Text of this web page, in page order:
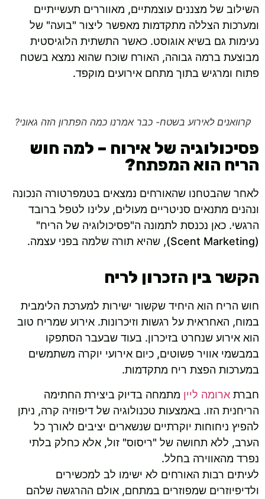
השילוב של מצננים עוצמתיים, מאווררים תעשייתיים
ומערכות הצללה מתקדמות מאפשר ליצור "בועה" של
נעימות גם בשיא אוגוסט. כאשר התשתית הלוגיסטית
מבוצעת ברמה גבוהה, האורח שוכח שהוא נמצא בשטח
פתוח ומרגיש בתוך מתחם אירועים מוקפד.
קרוואנים לאירוע בשטח- כבר אמרנו כמה הפתרון הזה גאוני?
פסיכולוגיה של אירוח – למה חוש
הריח הוא המפתח?
לאחר שהבטחנו שהאורחים נמצאים בטמפרטורה הנכונה
ונהנים מתנאים סניטריים מעולים, עלינו לטפל ברובד
הרגשי. כאן נכנסת לתמונה ה"פסיכולוגיה של הריח"
(Scent Marketing), שהיא תורה שלמה בפני עצמה.
הקשר בין הזכרון לריח
חוש הריח הוא היחיד שקשור ישירות למערכת הלימבית
במוח, האחראית על רגשות וזיכרונות. אירוע שמריח טוב
הוא אירוע שנחרט בזיכרון. בעוד שבעבר הסתפקו
במבשמי אוויר פשוטים, כיום אירועי יוקרה משתמשים
במערכות הפצת ריח מתקדמות.
חברת ארומה ליין מתמחה בדיוק ביצירת החתימה
הריחנית הזו. באמצעות טכנולוגיה של דיפוזיה קרה, ניתן
להפיץ ניחוחות יוקרתיים שנשארים יציבים לאורך כל
הערב, ללא תחושה של "ריסוס" זול, אלא כחלק בלתי
נפרד מהאווירה בחלל.
לעיתים רבות האורחים לא ישימו לב למכשירים
ולדיפיוזרים שמפוזרים במתחם, אולם ההרגשה שלהם